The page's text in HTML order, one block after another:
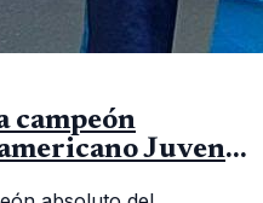
campeón
Juvenil